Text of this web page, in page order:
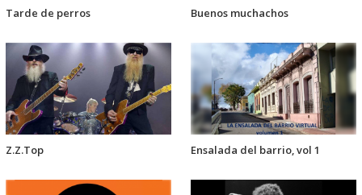
Tarde de perros Buenos muchachos
Z.Z.Top Ensalada del barrio, vol 1